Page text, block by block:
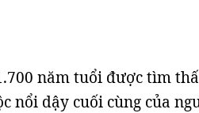
năm tuổi được tìm
nổi dậy cuối cùng của